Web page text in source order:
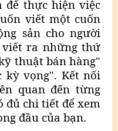
để thực hiện việc
viết một cuốn
sản cho người
viết ra những thứ
thuật bán hàng"
vọng". Kết nối
quan đến từng
đủ chi tiết để xem
đầu của bạn.